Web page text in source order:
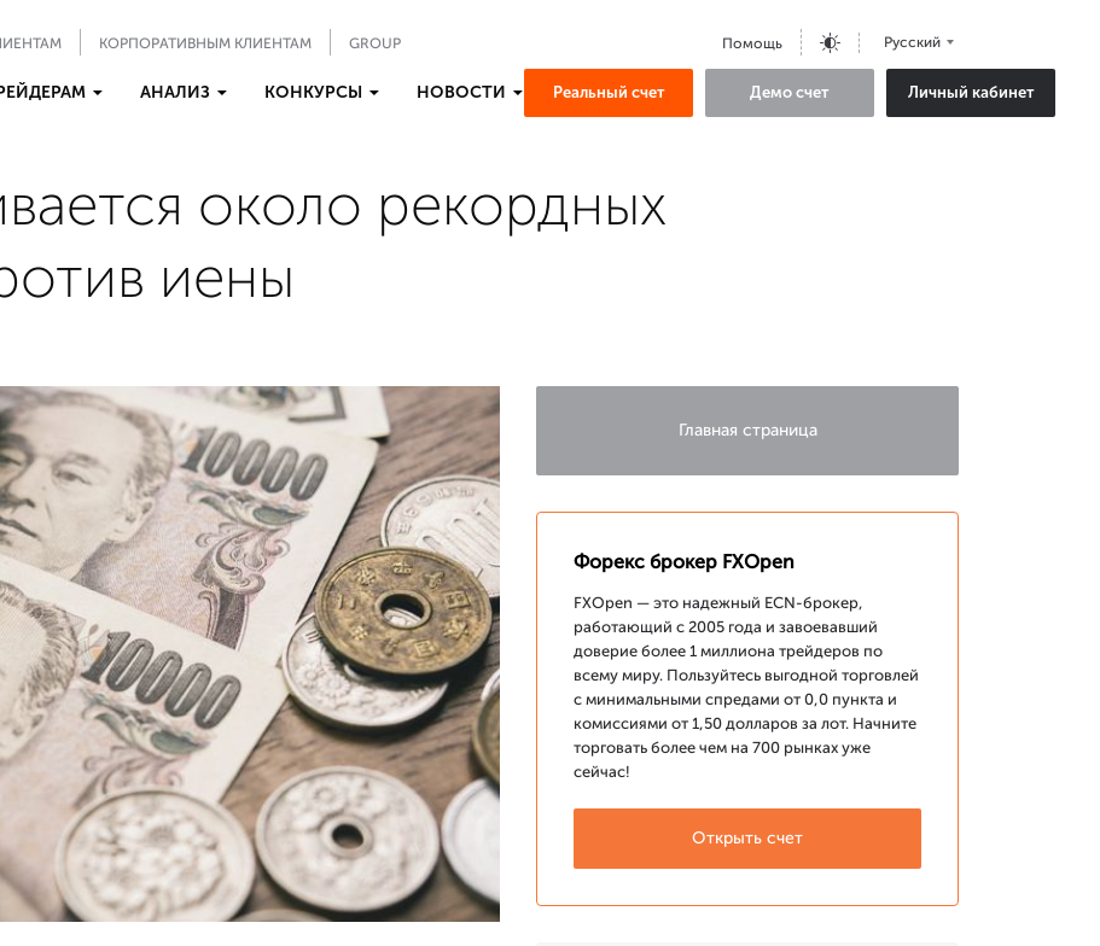
КОРПОРАТИВНЫМ КЛИЕНТАМ GROUP Помощь Русский
АНАЛИЗ КОНКУРСЫ НОВОСТИ Реальный счет Демо счет Личный кабинет
около рекордных
иены
Главная страница
Форекс брокер FXOpen
FXOpen — это надежный ECN-брокер,
работающий с 2005 года и завоевавший
доверие более 1 миллиона трейдеров по
всему миру. Пользуйтесь выгодной торговлей
с минимальными спредами от 0,0 пункта и
комиссиями от 1,50 долларов за лот. Начните
торговать более чем на 700 рынках уже
сейчас!
Открыть счет